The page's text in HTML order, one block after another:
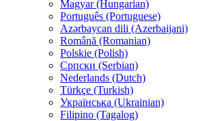
Magyar (Hungarian)
Português (Portuguese)
Azərbaycan dili (Azerbaijani)
Română (Romanian)
Polskie (Polish)
Српски (Serbian)
Nederlands (Dutch)
Türkçe (Turkish)
Українська (Ukrainian)
Filipino (Tagalog)